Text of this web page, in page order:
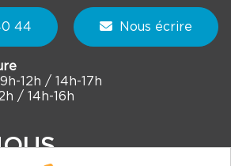
44 Nous écrire
12h / 14h-17h
/ 14h-16h